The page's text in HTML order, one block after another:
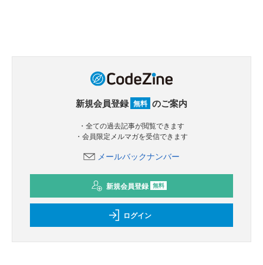
新規会員登録 無料 のご案内
・全ての過去記事が閲覧できます
・会員限定メルマガを受信できます
メールバックナンバー
新規会員登録 無料
ログイン